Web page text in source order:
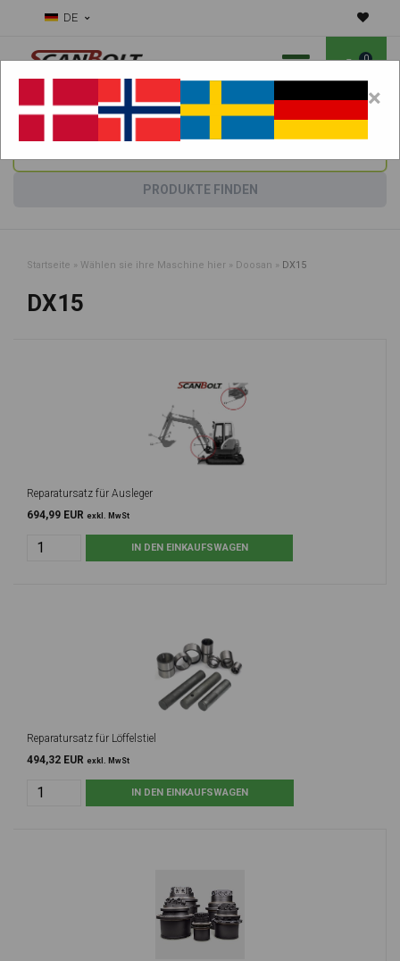
DE
0
Benötigen Sie Hilfe bei Verschleißteilen?Maschine wählen:
PRODUKTE FINDEN
Startseite » Wählen sie ihre Maschine hier » Doosan » DX15
DX15
Reparatursatz für Ausleger
694,99 EUR exkl. MwSt
Reparatursatz für Löffelstiel
494,32 EUR exkl. MwSt
×